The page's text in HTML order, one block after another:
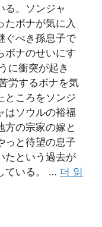
る。ソンジャ
たボナが気に入
ぐべき孫息子で
ボナのせいにす
に衝突が起き
労するボナを気
ところをソンジ
はソウルの裕福
方の宗家の嫁と
っと待望の息子
たという過去が
ている。 … 더 읽